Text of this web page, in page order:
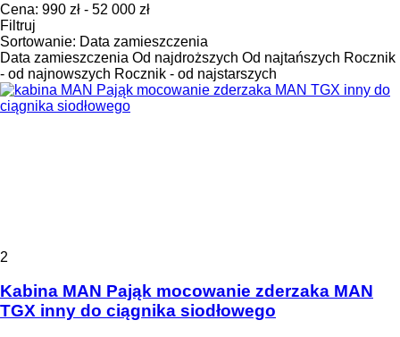
Cena: 990 zł - 52 000 zł
Filtruj
Sortowanie: Data zamieszczenia
Data zamieszczenia Od najdroższych Od najtańszych Rocznik
- od najnowszych Rocznik - od najstarszych
2
Kabina MAN Pająk mocowanie zderzaka MAN
TGX inny do ciągnika siodłowego